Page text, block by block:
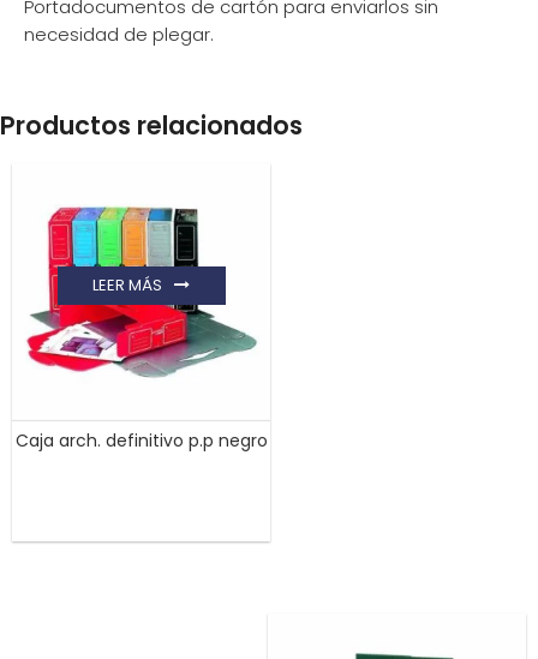
Portadocumentos de cartón para enviarlos sin
necesidad de plegar.
Productos relacionados
Caja arch. definitivo p.p negro
LEER MÁS